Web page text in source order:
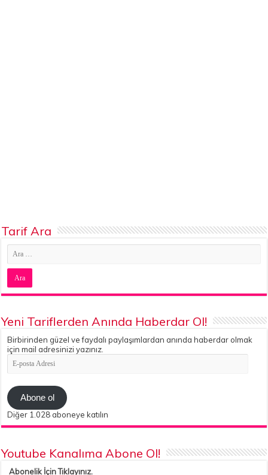
Tarif Ara
Yeni Tariflerden Anında Haberdar Ol!
Birbirinden güzel ve faydalı paylaşımlardan anında haberdar olmak
için mail adresinizi yazınız.
E-
posta
Abone ol
Diğer 1.028 aboneye katılın
Youtube Kanalıma Abone Ol!
Abonelik İçin Tıklayınız.